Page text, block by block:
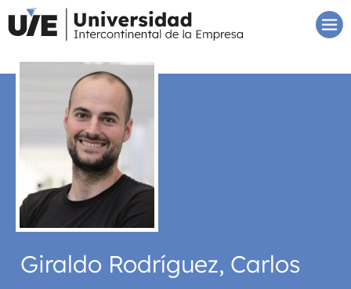
Giraldo Rodríguez, Carlos